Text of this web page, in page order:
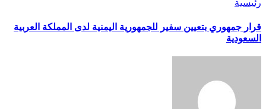
رئيسية
قرار جمهوري بتعيين سفير للجمهورية اليمنية لدى المملكة العربية
السعودية